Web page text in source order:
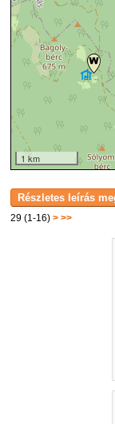
29 (1-16)> >>
1 km